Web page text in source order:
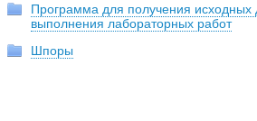
Программа для получения исходных
выполнения лабораторных работ
Шпоры